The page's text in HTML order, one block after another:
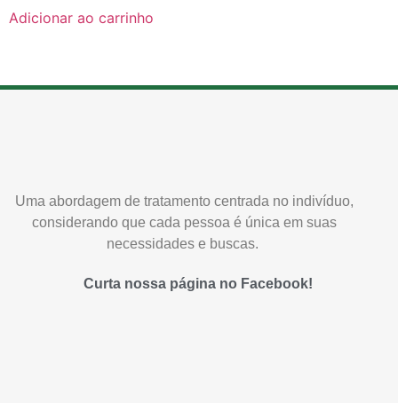
Adicionar ao carrinho
Uma abordagem de tratamento centrada no indivíduo,
considerando que cada pessoa é única em suas
necessidades e buscas.
Curta nossa página no Facebook!